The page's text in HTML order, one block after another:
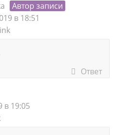
Автор записи
в 18:51
Ответ
в 19:05